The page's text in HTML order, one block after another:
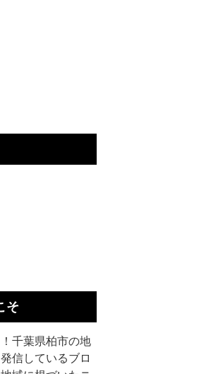
そ
千葉県柏市の地
信しているブロ